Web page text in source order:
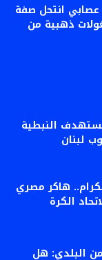
انتحل صفة
ذهبية من
النبطية
لبنان
هاكر مصري
الكرة
البلدي: هل